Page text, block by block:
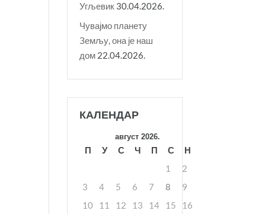
Угљевик 30.04.2026.
Чувајмо планету
Земљу, она је наш
дом 22.04.2026.
КАЛЕНДАР
август 2026.
П У С Ч П С
Н
1
2
3
4 5 6 7 8
9
10
11 12 13 14 15
16